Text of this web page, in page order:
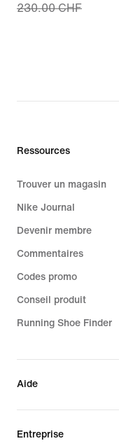
price
230.00 CHF
Ressources
Trouver un magasin
Nike Journal
Devenir membre
Commentaires
Codes promo
Conseil produit
Running Shoe Finder
Aide
Entreprise